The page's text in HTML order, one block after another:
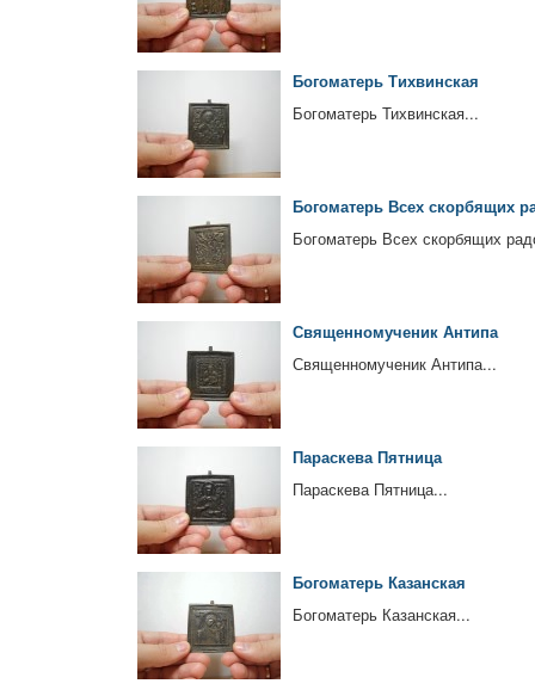
Богоматерь Тихвинская
Богоматерь Тихвинская...
Богоматерь Всех скорбящих
Богоматерь Всех скорбящих
Священномученик Антипа
Священномученик Антипа...
Параскева Пятница
Параскева Пятница...
Богоматерь Казанская
Богоматерь Казанская...